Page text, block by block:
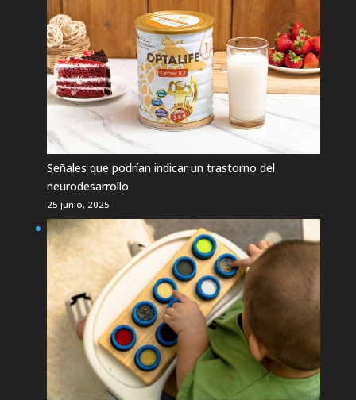
Señales que podrían indicar un trastorno del
neurodesarrollo
25 junio, 2025